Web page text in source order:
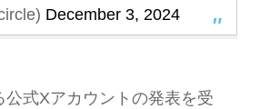
December 3, 2024
式Xアカウントの発表を受